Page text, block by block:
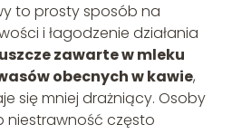
to prosty sposób na
i łagodzenie działania
zawarte w mleku
obecnych w kawie,
się mniej drażniący. Osoby
niestrawność często